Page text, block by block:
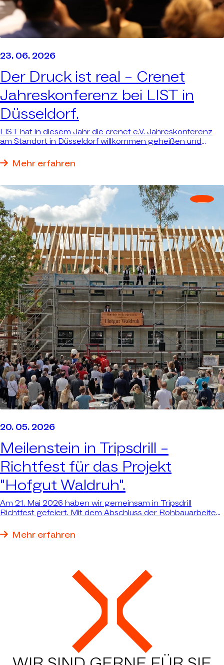
23. 06. 2026
Der Druck ist real – Crenet
Jahreskonferenz bei LIST in
Düsseldorf.
LIST hat in diesem Jahr die crenet e.V. Jahreskonferenz
am Standort in Düsseldorf willkommen geheißen und
Mehr erfahren
20. 05. 2026
Meilenstein in Tripsdrill –
Richtfest für das Projekt
"Hofgut Waldruh".
Am 21. Mai 2026 haben wir gemeinsam in Tripsdrill
Richtfest gefeiert. Mit dem Abschluss der Rohbauarbeiten
Empfangsgebäude mit Wellnessbereich erreicht das
Mehr erfahren